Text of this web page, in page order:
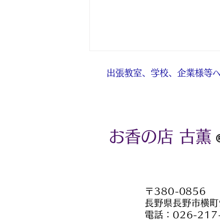
８月の体験予約について
出張教室、学校、企業様等
お香の店 古薫
〒380-0856
長野県長野市横
電話：026-